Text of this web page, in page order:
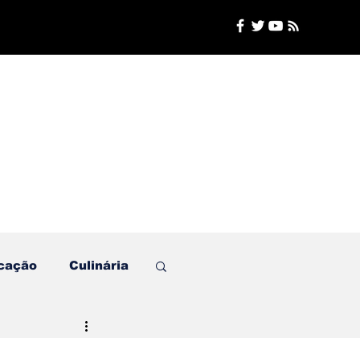
Culinária
Plantão de Polícia